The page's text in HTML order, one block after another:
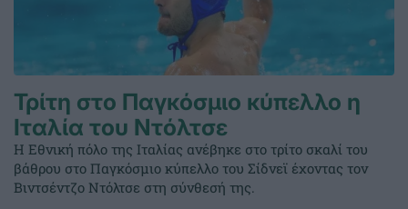
Τρίτη στο Παγκόσμιο κύπελλο η
Ιταλία του Ντόλτσε
Η Εθνική πόλο της Ιταλίας ανέβηκε στο τρίτο σκαλί του
βάθρου στο Παγκόσμιο κύπελλο του Σίδνεϊ έχοντας τον
Βιντσέντζο Ντόλτσε στη σύνθεσή της.